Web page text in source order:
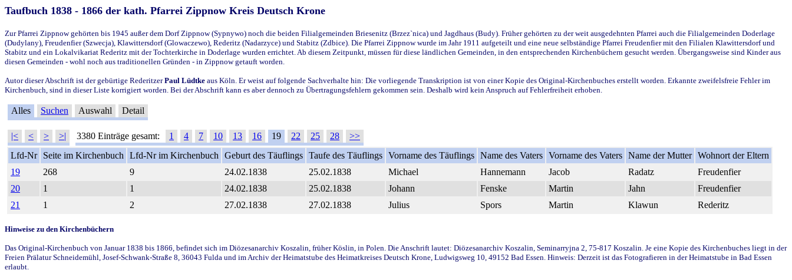
Taufbuch 1838 - 1866 der kath. Pfarrei Zippnow Kreis Deutsch Krone
Zur Pfarrei Zippnow gehörten bis 1945 außer dem Dorf Zippnow (Sypnywo) noch die beiden Filialgemeinden Briesenitz (Brzez`nica) und Jagdhaus (Budy). Früher gehörten zu der weit ausgedehnten Pfarrei auch die Filialgemeinden Doderlage
(Dudylany), Freudenfier (Szwecja), Klawittersdorf (Glowaczewo), Rederitz (Nadarzyce) und Stabitz (Zdbice). Die Pfarrei Zippnow wurde im Jahr 1911 aufgeteilt und eine neue selbständige Pfarrei Freudenfier mit den Filialen Klawittersdorf und
Stabitz und ein Lokalvikariat Rederitz mit der Tochterkirche in Doderlage wurden errichtet. Ab diesem Zeitpunkt, müssen für diese ländlichen Gemeinden, in den entsprechenden Kirchenbüchern gesucht werden. Übergangsweise sind Kinder aus
diesen Gemeinden - wohl noch aus traditionellen Gründen - in Zippnow getauft worden.
Autor dieser Abschrift ist der gebürtige RederitzerPaul Lüdtke aus Köln. Er weist auf folgende Sachverhalte hin: Die vorliegende Transkription ist von einer Kopie des Original-Kirchenbuches erstellt worden. Erkannte zweifelsfreie Fehler im
Kirchenbuch, sind in dieser Liste korrigiert worden. Bei der Abschrift kann es aber dennoch zu Übertragungsfehlern gekommen sein. Deshalb wird kein Anspruch auf Fehlerfreiheit erhoben.
Alles Suchen Auswahl Detail
|< < > >| 3380 Einträge gesamt: 1 4 7 10 13 16 19 22 25 28
>>
Lfd-Nr
Seite im Kirchenbuch Lfd-Nr im Kirchenbuch Geburt des Täuflings Taufe des Täuflings Vorname des Täuflings Name des Vaters Vorname des Vaters Name der Mutter Wohnort der Eltern
19
268 9 24.02.1838 25.02.1838 Michael Hannemann Jacob Radatz
Freudenfier
20
1 1 24.02.1838 25.02.1838 Johann Fenske Martin Jahn
Freudenfier
21
1 2 27.02.1838 27.02.1838 Julius Spors Martin Klawun Rederitz
Hinweise zu den Kirchenbüchern
Das Original-Kirchenbuch von Januar 1838 bis 1866, befindet sich im Diözesanarchiv Koszalin, früher Köslin, in Polen. Die Anschrift lautet: Diözesanarchiv Koszalin, Seminarryjna 2, 75-817 Koszalin. Je eine Kopie des Kirchenbuches liegt in der
Freien Prälatur Schneidemühl, Josef-Schwank-Straße 8, 36043 Fulda und im Archiv der Heimatstube des Heimatkreises Deutsch Krone, Ludwigsweg 10, 49152 Bad Essen. Hinweis: Derzeit ist das Fotografieren in der Heimatstube in Bad Essen
erlaubt.